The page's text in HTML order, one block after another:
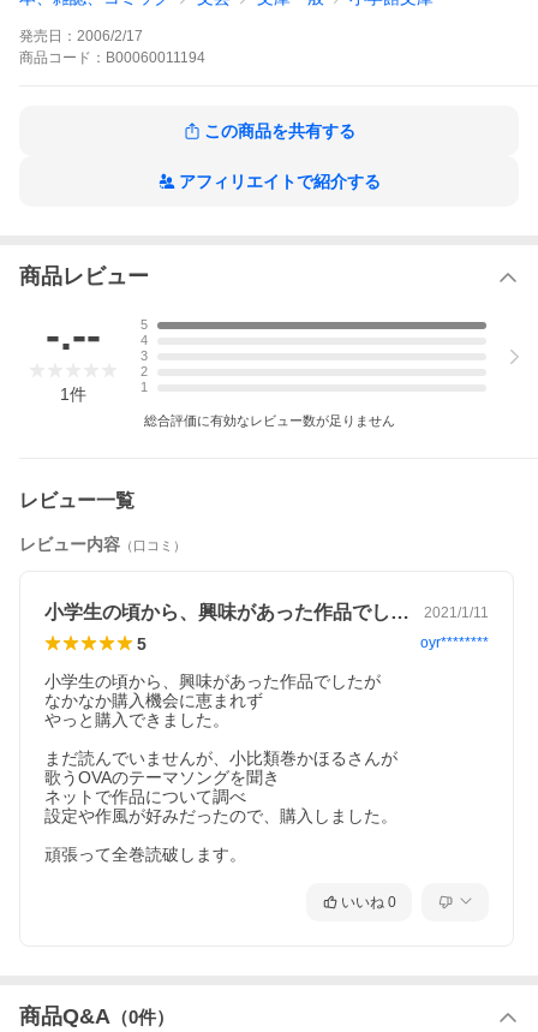
凶悪な前科の持ち主だが、正義の組織として活躍している今、彼
らの結束は固い。そんなある日、ワイルド7の隊長の草波は50人の
ワイルド7の作品をもっと見る
発売日： 2006/2/17
商品 コード： B00060011194
この商品を共有する
アフィリエイトで紹介する
商品レビュー
-.--
1件
5
4
3
2
1
総合評価に有効なレビュー数が足りません
レビュー一覧
レビュー内容 （口コミ）
小学生の頃から、興味があった作品でした… 2021/1/11
5 oyr********
小学生の頃から、興味があった作品でしたが
なかなか購入機会に恵まれず
やっと購入できました。
まだ読んでいませんが、小比類巻かほるさんが
歌うOVAのテーマソングを聞き
ネットで作品について調べ
設定や作風が好みだったので、購入しました。
頑張って全巻読破します。
いいね 0
商品Q&A （0件）